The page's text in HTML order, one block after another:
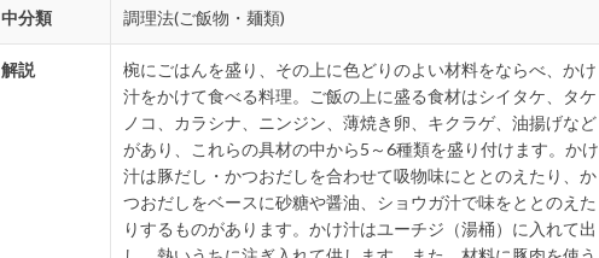
中分類 調理法(ご飯物・麺類)
解説
椀にごはんを盛り、その上に色どりのよい材料をならべ、かけ
汁をかけて食べる料理。ご飯の上に盛る食材はシイタケ、タケ
ノコ、カラシナ、ニンジン、薄焼き卵、キクラゲ、油揚げなど
があり、これらの具材の中から5～6種類を盛り付けます。かけ
汁は豚だし・かつおだしを合わせて吸物味にととのえたり、か
つおだしをベースに砂糖や醤油、ショウガ汁で味をととのえた
りするものがあります。かけ汁はユーチジ（湯桶）に入れて出